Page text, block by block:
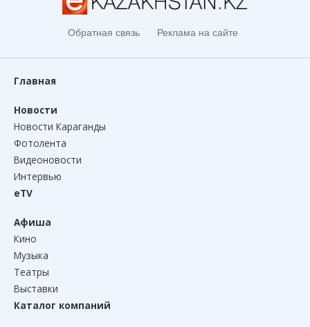
Обратная связь Реклама на сайте
Главная
Новости
Новости Караганды
Фотолента
Видеоновости
Интервью
eTV
Афиша
Кино
Музыка
Театры
Выставки
Каталог компаний